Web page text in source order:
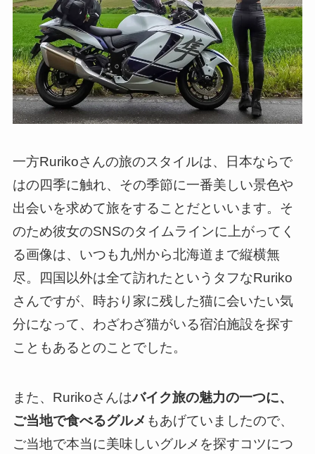
一方Rurikoさんの旅のスタイルは、日本ならで
はの四季に触れ、その季節に一番美しい景色や
出会いを求めて旅をすることだといいます。そ
のため彼女のSNSのタイムラインに上がってく
る画像は、いつも九州から北海道まで縦横無
尽。四国以外は全て訪れたというタフなRuriko
さんですが、時おり家に残した猫に会いたい気
分になって、わざわざ猫がいる宿泊施設を探す
こともあるとのことでした。
また、Rurikoさんはバイク旅の魅力の一つに、
ご当地で食べるグルメ もあげていましたので、
ご当地で本当に美味しいグルメを探すコツにつ